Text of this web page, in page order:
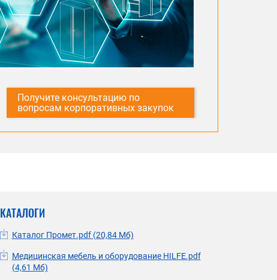
Получите консультацию по
вопросам корпоративных закупок
КАТАЛОГИ
Каталог Промет.pdf (20,84 Мб)
Медицинская мебель и оборудование HILFE.pdf
(4,61 Мб)